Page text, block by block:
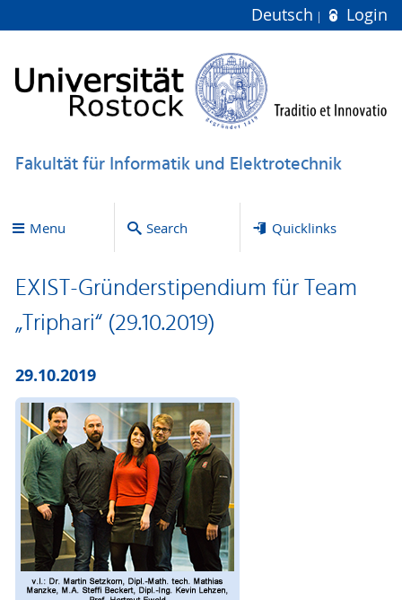
Deutsch Login
Fakultät für Informatik und Elektrotechnik
Menu Search Quicklinks
EXIST-Gründerstipendium für Team
„Triphari“ (29.10.2019)
29.10.2019